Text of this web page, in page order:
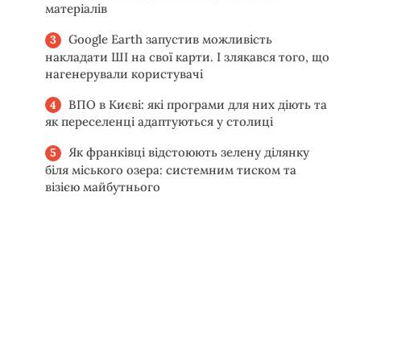
матеріалів
Google Earth запустив можливість
накладати ШІ на свої карти. І злякався того, що
нагенерували користувачі
ВПО в Києві: які програми для них діють та
як переселенці адаптуються у столиці
Як франківці відстоюють зелену ділянку
біля міського озера: системним тиском та
візією майбутнього